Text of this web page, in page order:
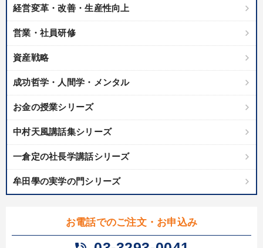
【2月】音声・映像
全国経営者セミナー収録〈売れ筋・人気ランキング〉＆新刊・好
評講話
資産戦略
目的別
経営を改善したい パフォーマンス向上
財務・数字力の向上 経営体系を学びたい
業績を伸ばしたい 社長の姿勢を学びたい
経営変革・改善・生産性向上
営業・社員研修
資産戦略
成功哲学・人間学・メンタル
お金の授業シリーズ
中村天風講話集シリーズ
一倉定の社長学講話シリーズ
牟田學の実学の門シリーズ
お電話でのご注文・お申込み